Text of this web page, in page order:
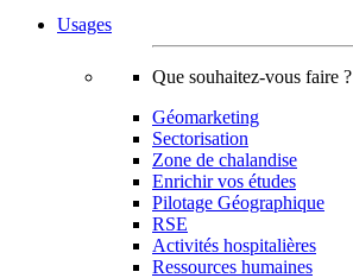
Usages
Que souhaitez-vous faire ?
Géomarketing
Sectorisation
Zone de chalandise
Enrichir vos études
Pilotage Géographique
RSE
Activités hospitalières
Ressources humaines